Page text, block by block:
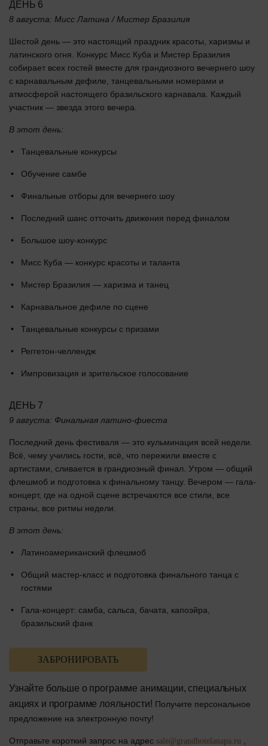
ДЕНЬ 6
8 августа: Мисс Латина / Мистер Бразилия
Шестой день — это настоящий праздник красоты, харизмы и
латинского огня. Конкурс Мисс Куба и Мистер Бразилия
собирает всех гостей вместе для грандиозного вечернего шоу
с карнавальным дефиле, танцевальными номерами и
атмосферой настоящего бразильского карнавала. Каждый
участник — звезда этого вечера.
В этот день:
Танцевальные конкурсы
Обучение самбе
Финальные отборы для вечернего шоу
Последний шанс отточить движения перед финалом
Большое шоу-конкурс
Мисс Куба — конкурс красоты и таланта
Мистер Бразилия — харизма и танец
Карнавальное дефиле по сцене
Танцевальные конкурсы с призами
Реггетон-челлендж
Импровизация и зрительское голосование
ДЕНЬ 7
9 августа: Финальная латино-фиеста
Последний день фестиваля — это кульминация всей недели.
Всё, чему учились гости, всё, что пережили вместе с
артистами, сливается в грандиозный финал. Утром — общий
флешмоб и подготовка к финальному танцу. Вечером — гала-
концерт, где на одной сцене встречаются все стили, все
страны, все ритмы недели.
В этот день:
Латиноамериканский флешмоб
Общий мастер-класс и подготовка финального танца с
гостями
Гала-концерт: самба, сальса, бачата, капоэйра,
бразильский фанк
ЗАБРОНИРОВАТЬ
Узнайте больше о программе анимации, специальных
акциях и программе лояльности! Получите персональное
предложение на электронную почту!
Отправьте короткий запрос на адрес sale@grandhotelanapa.ru